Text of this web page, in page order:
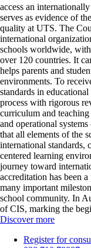
access an
serves as evidence of
quality at UTS. The
international
schools worldwide,
over 120 countries. It
helps parents and
environments. To
standards in
process with rigorous
curriculum and
and operational
that all elements of the
international standards,
centered learning
journey toward
accreditation has been
many important
school community. In
of CIS, marking the
Discover more
Register for